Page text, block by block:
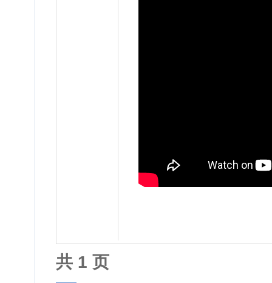
共 1 页